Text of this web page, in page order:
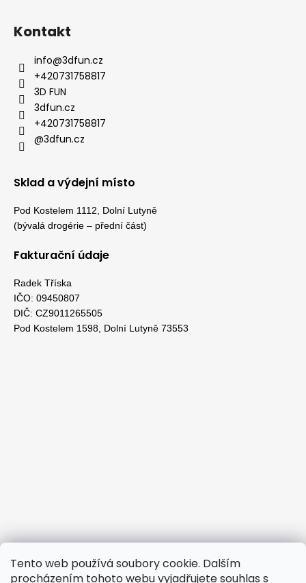
Tento web používá soubory cookie. Dalším
procházením tohoto webu vyjadřujete souhlas s
Kontakt
info@3dfun.cz
+420731758817
3D FUN
3dfun.cz
+420731758817
@3dfun.cz
Sklad a výdejní místo
Pod Kostelem 1112, Dolní Lutyně
(bývalá drogérie – přední část)
Fakturační údaje
Radek Tříska
IČO: 09450807
DIČ: CZ9011265505
Pod Kostelem 1598, Dolní Lutyně 73553